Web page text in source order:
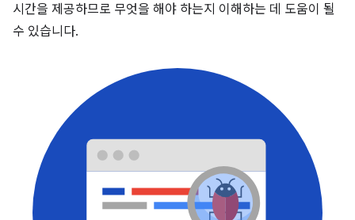
시간을 제공하므로 무엇을 해야 하는지 이해하는 데 도움이 될
수 있습니다.